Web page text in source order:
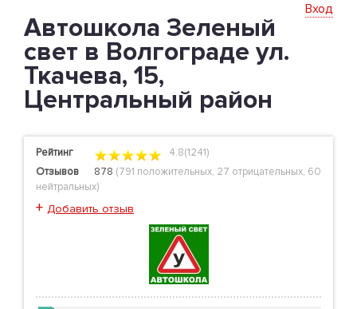
Вход
Автошкола Зеленый
свет в Волгограде ул.
Ткачева, 15,
Центральный район
Рейтинг
4.8(1241)
Отзывов
878 (791 положительных, 27 отрицательных, 60
нейтральных)
+ Добавить отзыв